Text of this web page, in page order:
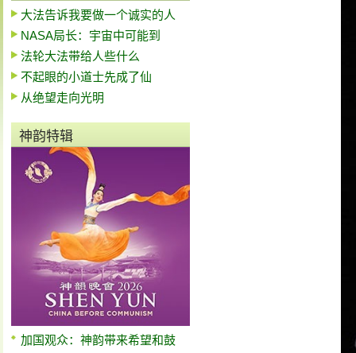
大法告诉我要做一个诚实的人
NASA局长：宇宙中可能到
法轮大法带给人些什么
不起眼的小道士先成了仙
从绝望走向光明
神韵特辑
加国观众：神韵带来希望和鼓